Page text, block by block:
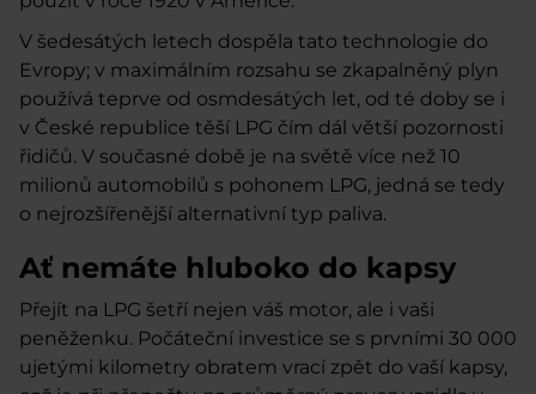
V šedesátých letech dospěla tato technologie do
Evropy; v maximálním rozsahu se zkapalněný plyn
používá teprve od osmdesátých let, od té doby se i
v České republice těší LPG čím dál větší pozornosti
řidičů. V současné době je na světě více než 10
milionů automobilů s pohonem LPG, jedná se tedy
o nejrozšířenější alternativní typ paliva.
Ať nemáte hluboko do kapsy
Přejít na LPG šetří nejen váš motor, ale i vaši
peněženku. Počáteční investice se s prvními 30 000
ujetými kilometry obratem vrací zpět do vaší kapsy,